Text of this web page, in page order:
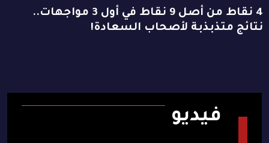
4 نقاط من أصل 9 نقاط في أول 3 مواجهات..
نتائج متذبذبة لأصحاب السعادة!
فيديو